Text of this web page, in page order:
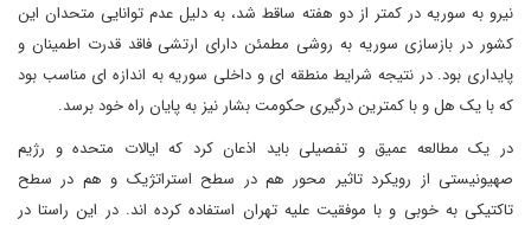
نیرو به سوریه در کمتر از دو هفته ساقط شد، به دلیل عدم توانایی متحدان این
کشور در بازسازی سوریه به روشی مطمئن دارای ارتشی فاقد قدرت اطمینان و
پایداری بود. در نتیجه شرایط منطقه ای و داخلی سوریه به اندازه ای مناسب بود
که با یک هل و با کمترین درگیری حکومت بشار نیز به پایان راه خود برسد.
در یک مطالعه عمیق و تفصیلی باید اذعان کرد که ایالات متحده و رژیم
صهیونیستی از رویکرد تاثیر محور هم در سطح استراتژیک و هم در سطح
تاکتیکی به خوبی و با موفقیت علیه تهران استفاده کرده اند. در این راستا در